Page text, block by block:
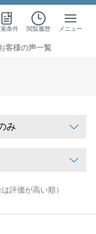
条件 閲覧履歴 メニュー
客様の声一覧
評価が高い順）